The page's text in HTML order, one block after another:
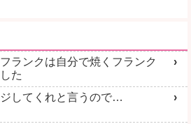
ランクは自分で焼くフランク
た
してくれと言うので…